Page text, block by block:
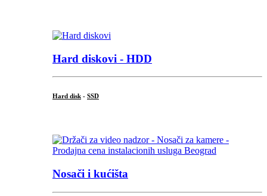
Hard diskovi - HDD
Hard disk - SSD
Nosači i kućišta